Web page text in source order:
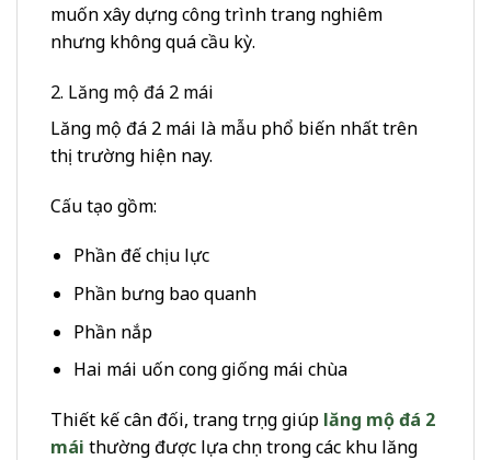
muốn xây dựng công trình trang nghiêm
nhưng không quá cầu kỳ.
2. Lăng mộ đá 2 mái
Lăng mộ đá 2 mái là mẫu phổ biến nhất trên
thị trường hiện nay.
Cấu tạo gồm:
Phần đế chịu lực
Phần bưng bao quanh
Phần nắp
Hai mái uốn cong giống mái chùa
Thiết kế cân đối, trang trọng giúp lăng mộ đá 2
mái thường được lựa chọn trong các khu lăng